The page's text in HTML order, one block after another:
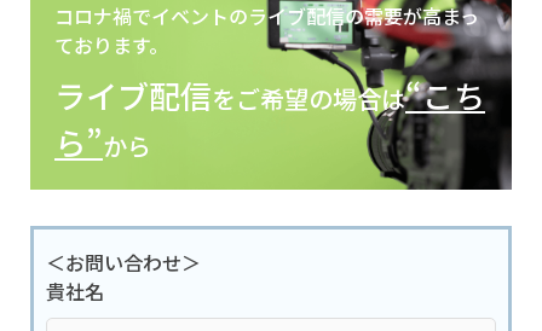
コロナ禍でイベントのライブ配信の需要が高まっ
ております。
ライブ配信をご希望の場合は“こち
ら”から
＜お問い合わせ＞
貴社名